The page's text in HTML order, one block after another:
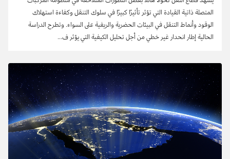
مناطق الحضر والريف
المتصلة ذاتية القيادة التي تؤثر تأثيرًا كبيرًا في سلوك التنقل وكفاءة استهلاك
الوقود وأنماط التنقل في البيئات الحضرية والريفية على السواء. وتطرح الدراسة
الحالية إطار انحدار غير خطي من أجل تحليل الكيفية التي يؤثر ف...